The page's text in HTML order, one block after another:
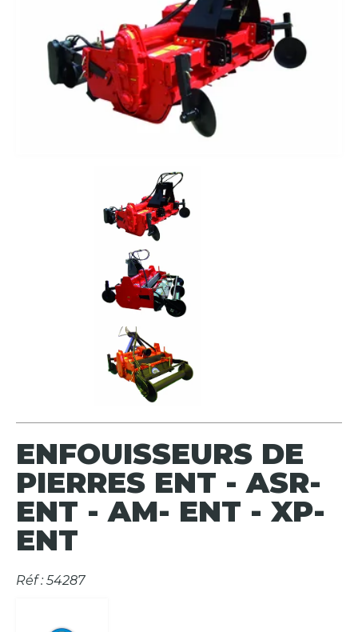
ENFOUISSEURS DE
PIERRES ENT - ASR-
ENT - AM- ENT - XP-
ENT
Réf : 54287